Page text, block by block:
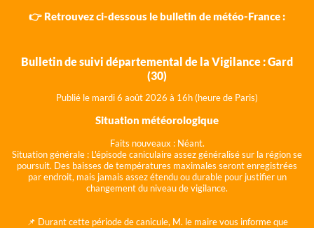
👉 Retrouvez ci-dessous le bulletin de météo-France :
Bulletin de suivi départemental de la Vigilance : Gard
(30)
Publié le mardi 6 août 2026 à 16h (heure de Paris)
Situation météorologique
Faits nouveaux : Néant.
Situation générale : L'épisode caniculaire assez généralisé sur la région se
poursuit. Des baisses de températures maximales seront enregistrées
par endroit, mais jamais assez étendu ou durable pour justifier un
changement du niveau de vigilance.
📌 Durant cette période de canicule, M. le maire vous informe que